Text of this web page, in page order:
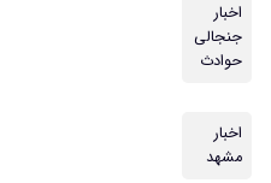
اخبار
جنجالی
حوادث
اخبار
مشهد